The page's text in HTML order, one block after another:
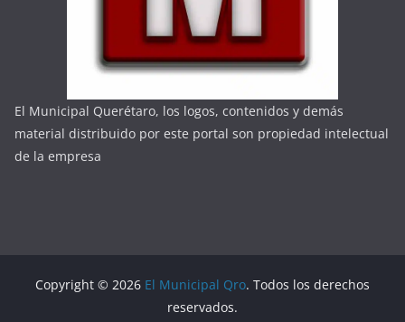
El Municipal Querétaro, los logos, contenidos y demás
material distribuido por este portal son propiedad intelectual
de la empresa
Copyright © 2026 El Municipal Qro. Todos los derechos
reservados.